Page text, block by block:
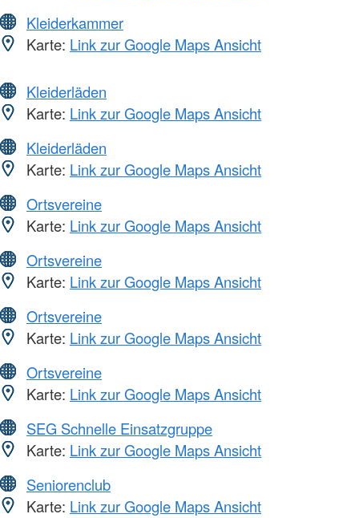
Kleiderkammer
Karte: Link zur Google Maps Ansicht
Kleiderläden
Karte: Link zur Google Maps Ansicht
Kleiderläden
Karte: Link zur Google Maps Ansicht
Ortsvereine
Karte: Link zur Google Maps Ansicht
Ortsvereine
Karte: Link zur Google Maps Ansicht
Ortsvereine
Karte: Link zur Google Maps Ansicht
Ortsvereine
Karte: Link zur Google Maps Ansicht
SEG Schnelle Einsatzgruppe
Karte: Link zur Google Maps Ansicht
Seniorenclub
Karte: Link zur Google Maps Ansicht